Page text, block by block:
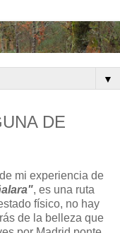
▼
DE
mi experiencia de
, es una ruta
físico, no hay
de la belleza que